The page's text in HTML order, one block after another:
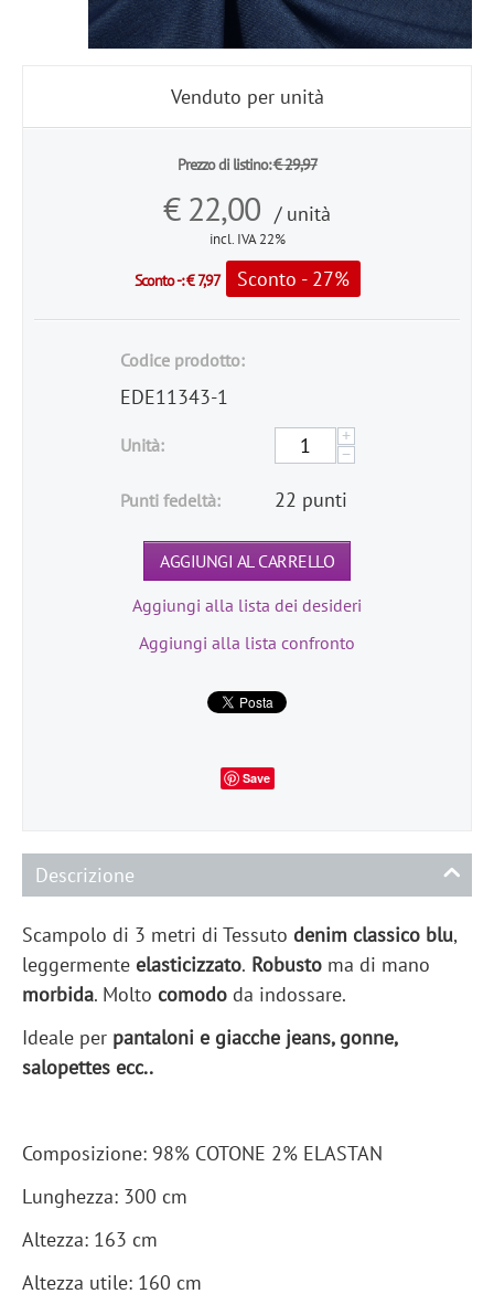
Venduto per unità
Prezzo di listino:€29,97
€ 22,00 / unità
incl. IVA 22%
Sconto -:€7,97 Sconto - 27%
Codice prodotto:
EDE11343-1
Unità:
+
−
Punti fedeltà: 22 punti
AGGIUNGI AL CARRELLO
Aggiungi alla lista dei desideri
Aggiungi alla lista confronto
Save
Descrizione
Scampolo di 3 metri di Tessuto denim classico blu,
leggermente elasticizzato. Robusto ma di mano
morbida. Molto comodo da indossare.
Ideale per pantaloni e giacche jeans, gonne,
salopettes ecc..
Composizione: 98% COTONE 2% ELASTAN
Lunghezza: 300 cm
Altezza: 163 cm
Altezza utile: 160 cm